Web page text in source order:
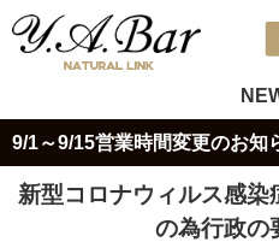
9/1～9/15営業時間変更のお知
新型コロナウィルス感
の為行政の